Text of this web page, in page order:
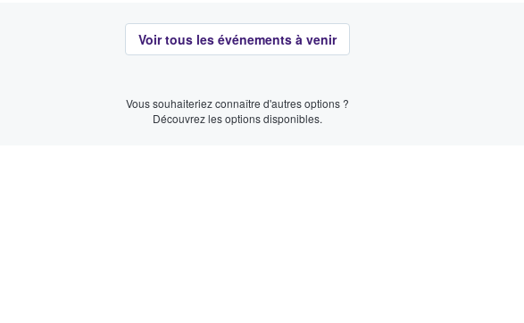
Voir tous les événements à venir
Vous souhaiteriez connaître d'autres options ?
Découvrez les options disponibles.